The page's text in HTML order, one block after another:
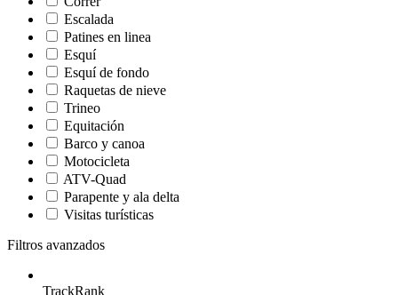
Escalada
Patines en linea
Esquí
Esquí de fondo
Raquetas de nieve
Trineo
Equitación
Barco y canoa
Motocicleta
ATV-Quad
Parapente y ala delta
Visitas turísticas
Filtros avanzados
TrackRank